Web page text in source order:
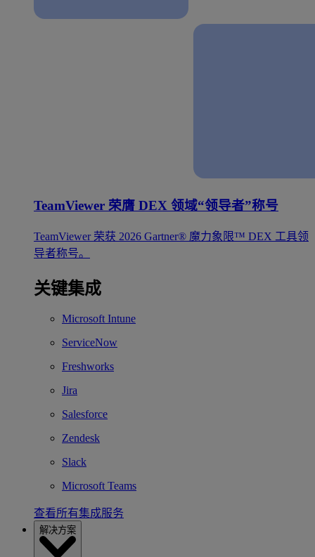
TeamViewer 荣膺 DEX 领域“领导者”称号
TeamViewer 荣获 2026 Gartner® 魔力象限™ DEX 工具领
导者称号。
关键集成
Microsoft Intune
ServiceNow
Freshworks
Jira
Salesforce
Zendesk
Slack
Microsoft Teams
查看所有集成服务
解决方案